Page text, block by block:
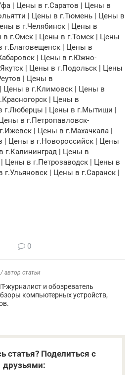
| Цены в г.Саратов | Цены в
| Цены в г.Тюмень | Цены в
в г.Челябинск | Цены в
в г.Омск | Цены в г.Томск | Цены
г.Благовещенск | Цены в
| Цены в г.Южно-
| Цены в г.Подольск | Цены
| Цены в
Цены в г.Климовск | Цены в
| Цены в
г.Люберцы | Цены в г.Мытищи |
в г.Петропавловск-
| Цены в г.Махачкала |
| Цены в г.Новороссийск | Цены
г.Калининград | Цены в
Цены в г.Петрозаводск | Цены в
г.Ульяновск | Цены в г.Саранск |
0
/ автор статьи
журналист и обозреватель
компьютерных устройств,
статья? Поделиться с
друзьями: